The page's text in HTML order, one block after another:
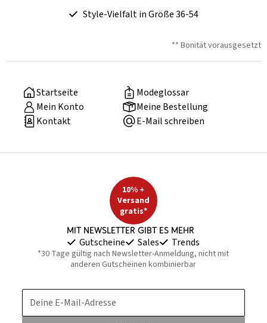
Style-Vielfalt in Größe 36-54
** Bonität vorausgesetzt
Startseite
Modeglossar
Mein Konto
Meine Bestellung
Kontakt
E-Mail schreiben
10% +
Versand
gratis*
Mit Newsletter gibt es mehr
Gutscheine Sales Trends
*30 Tage gültig nach Newsletter-Anmeldung, nicht mit
anderen Gutscheinen kombinierbar
Deine E-Mail-Adresse